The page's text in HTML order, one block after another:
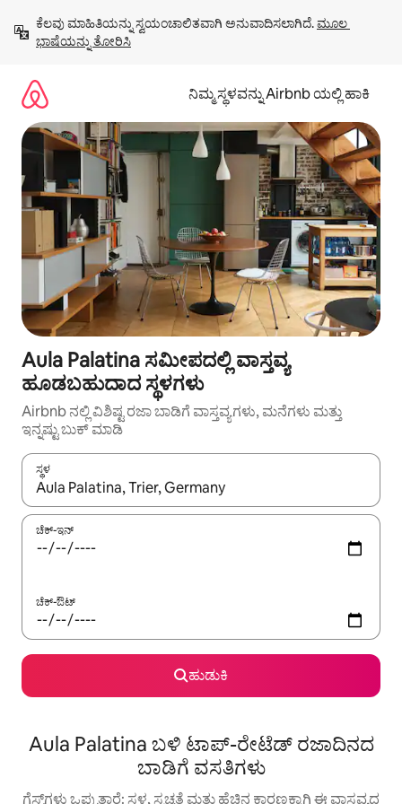
ಹೋಗಿ
ಕೆಲವು ಮಾಹಿತಿಯನ್ನು ಸ್ವಯಂಚಾಲಿತವಾಗಿ ಅನುವಾದಿಸಲಾಗಿದೆ. ಮೂಲ
ಭಾಷೆಯನ್ನು ತೋರಿಸಿ
ನಿಮ್ಮ ಸ್ಥಳವನ್ನು Airbnb ಯಲ್ಲಿ ಹಾಕಿ
Aula Palatina ಸಮೀಪದಲ್ಲಿ ವಾಸ್ತವ್ಯ
ಹೂಡಬಹುದಾದ ಸ್ಥಳಗಳು
Airbnb ನಲ್ಲಿ ವಿಶಿಷ್ಟ ರಜಾ ಬಾಡಿಗೆ ವಾಸ್ತವ್ಯಗಳು, ಮನೆಗಳು ಮತ್ತು
ಇನ್ನಷ್ಟು ಬುಕ್ ಮಾಡಿ
ಸ್ಥಳ
ಫಲಿತಾಂಶಗಳು ಲಭ್ಯವಿರುವಾಗ, ಅಪ್ ಮತ್ತು ಡೌನ್ ಬಾಣದ ಕೀಲಿಗಳೊಂದಿಗೆ
ಚೆಕ್-ಇನ್
ಚೆಕ್-ಔಟ್
ಹುಡುಕಿ
Aula Palatina ಬಳಿ ಟಾಪ್-ರೇಟೆಡ್ ರಜಾದಿನದ
ಬಾಡಿಗೆ ವಸತಿಗಳು
ಗೆಸ್ಟ್‌ಗಳು ಒಪ್ಪುತ್ತಾರೆ: ಸ್ಥಳ, ಸ್ವಚ್ಛತೆ ಮತ್ತು ಹೆಚ್ಚಿನ ಕಾರಣಕ್ಕಾಗಿ ಈ ವಾಸ್ತವ್ಯದ